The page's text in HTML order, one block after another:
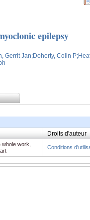
epilepsy
Gerrit Jan;Doherty, Colin P
Droits d'auteur
work,
Conditions